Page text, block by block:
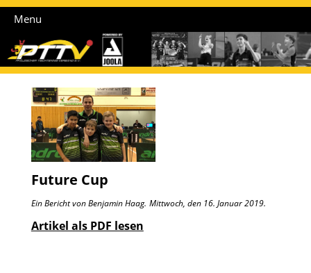
Menu
Future Cup
Ein Bericht von Benjamin Haag. Mittwoch, den 16. Januar 2019.
Artikel als PDF lesen